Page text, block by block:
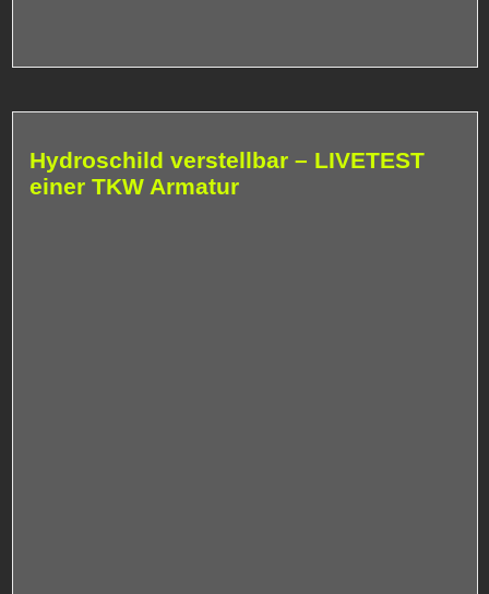
Hydroschild verstellbar – LIVETEST
einer TKW Armatur